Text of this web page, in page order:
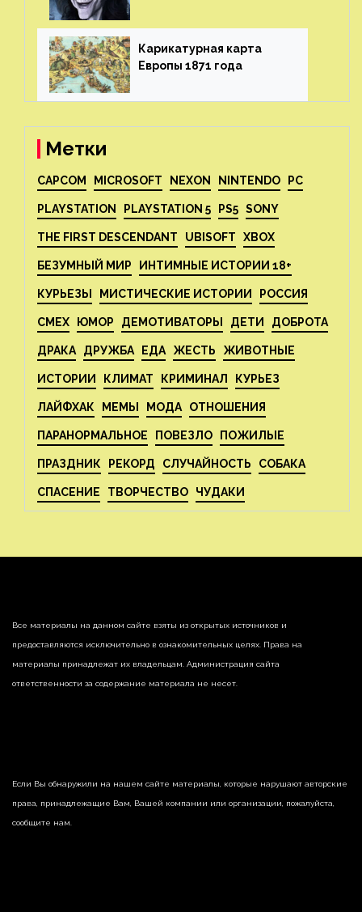
Карикатурная карта
Европы 1871 года⁠⁠
Метки
CAPCOM MICROSOFT NEXON NINTENDO PC
PLAYSTATION PLAYSTATION 5 PS5 SONY
THE FIRST DESCENDANT UBISOFT XBOX
БЕЗУМНЫЙ МИР ИНТИМНЫЕ ИСТОРИИ 18+
КУРЬЕЗЫ МИСТИЧЕСКИЕ ИСТОРИИ РОССИЯ
СМЕХ ЮМОР ДЕМОТИВАТОРЫ ДЕТИ ДОБРОТА
ДРАКА ДРУЖБА ЕДА ЖЕСТЬ ЖИВОТНЫЕ
ИСТОРИИ КЛИМАТ КРИМИНАЛ КУРЬЕЗ
ЛАЙФХАК МЕМЫ МОДА ОТНОШЕНИЯ
ПАРАНОРМАЛЬНОЕ ПОВЕЗЛО ПОЖИЛЫЕ
ПРАЗДНИК РЕКОРД СЛУЧАЙНОСТЬ СОБАКА
СПАСЕНИЕ ТВОРЧЕСТВО ЧУДАКИ
Все материалы на данном сайте взяты из открытых источников и
предоставляются исключительно в ознакомительных целях. Права на
материалы принадлежат их владельцам. Администрация сайта
ответственности за содержание материала не несет.
Если Вы обнаружили на нашем сайте материалы, которые нарушают авторские
права, принадлежащие Вам, Вашей компании или организации, пожалуйста,
сообщите нам.